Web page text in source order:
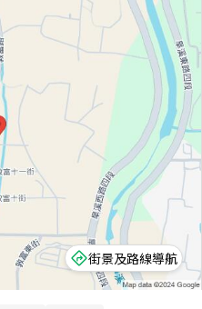
街景及路線導航